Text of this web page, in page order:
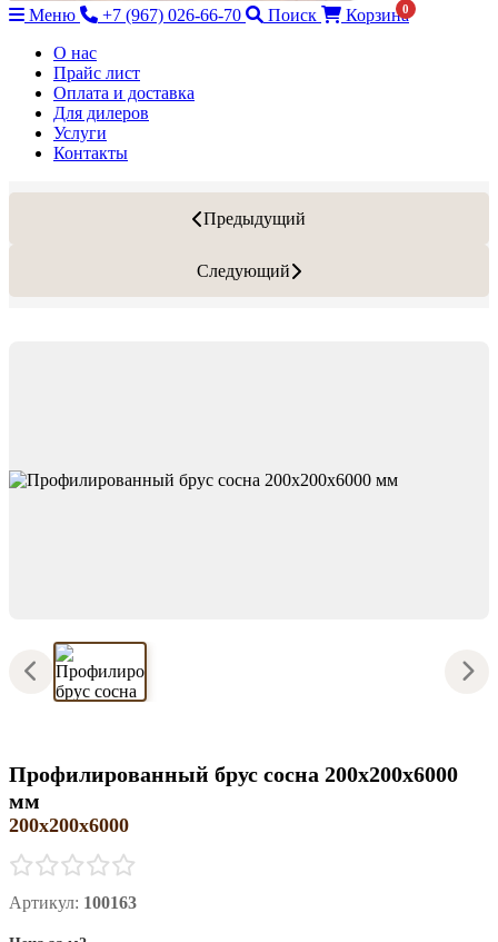
Меню +7 (967) 026-66-70 Поиск Корзина
0
О нас
Прайс лист
Оплата и доставка
Для дилеров
Услуги
Контакты
Предыдущий
Следующий
Профилированный брус сосна 200x200х6000
мм
200x200х6000
Артикул: 100163